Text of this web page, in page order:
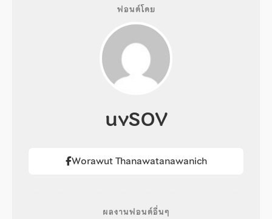
ฟอนต์โดย
uvSOV
Worawut Thanawatanawanich
ผลงานฟอนต์อื่นๆ